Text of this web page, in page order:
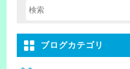
検索キーワード入力
ブログカテゴリ